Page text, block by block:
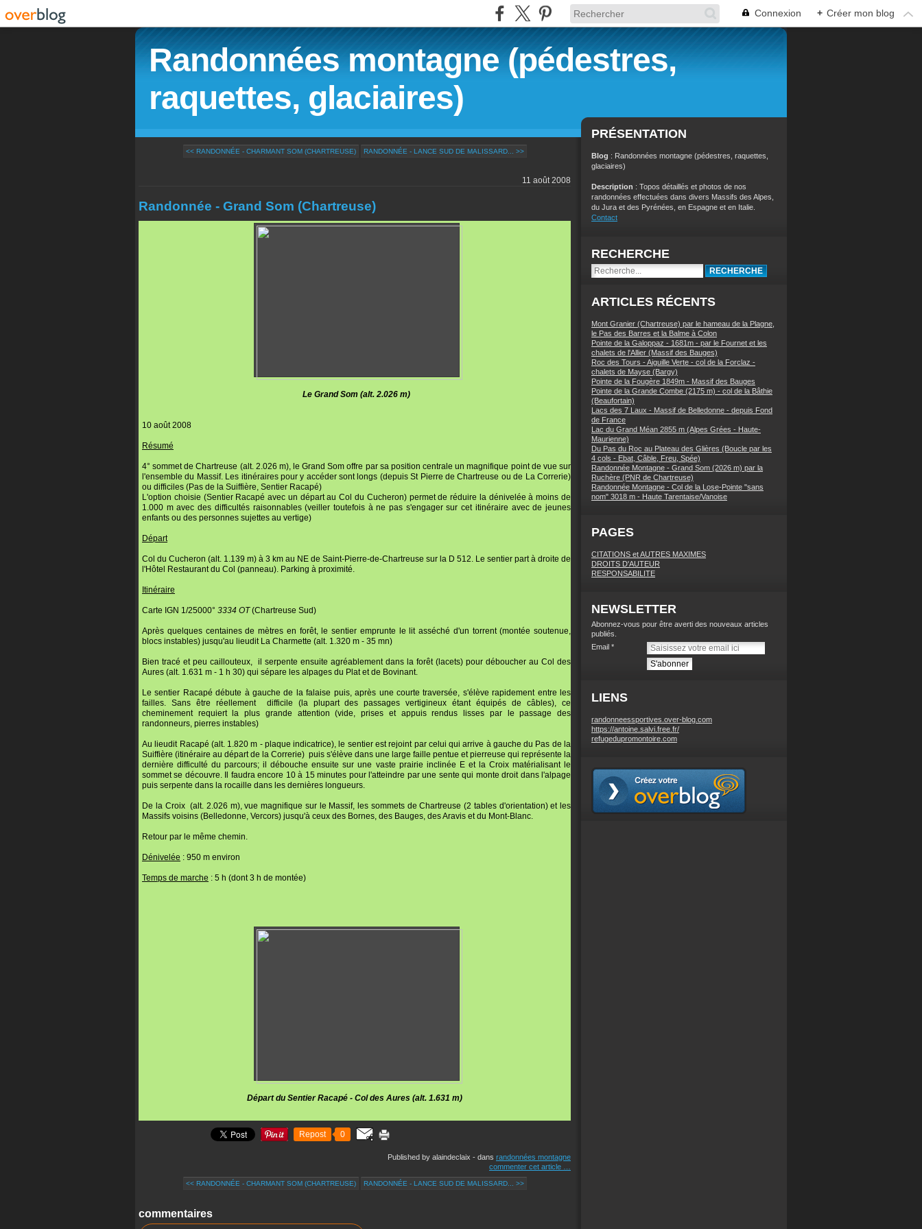
Connexion + Créer mon blog
Randonnées montagne (pédestres,
raquettes, glaciaires)
<< RANDONNÉE - CHARMANT SOM (CHARTREUSE) RANDONNÉE - LANCE SUD DE MALISSARD... >>
11 août 2008
Randonnée - Grand Som (Chartreuse)
Le Grand Som (alt. 2.026 m)
10 août 2008
Résumé
4° sommet de Chartreuse (alt. 2.026 m), le Grand Som offre par sa position centrale un magnifique point de vue sur
l'ensemble du Massif. Les itinéraires pour y accéder sont longs (depuis St Pierre de Chartreuse ou de La Correrie)
ou difficiles (Pas de la Suiffière, Sentier Racapé)
L'option choisie (Sentier Racapé avec un départ au Col du Cucheron) permet de réduire la dénivelée à moins de
1.000 m avec des difficultés raisonnables (veiller toutefois à ne pas s'engager sur cet itinéraire avec de jeunes
enfants ou des personnes sujettes au vertige)
Départ
Col du Cucheron (alt. 1.139 m) à 3 km au NE de Saint-Pierre-de-Chartreuse sur la D 512. Le sentier part à droite de
l'Hôtel Restaurant du Col (panneau). Parking à proximité.
Itinéraire
Carte IGN 1/25000° 3334 OT(Chartreuse Sud)
Après quelques centaines de mètres en forêt, le sentier emprunte le lit asséché d'un torrent (montée soutenue,
blocs instables) jusqu'au lieudit La Charmette (alt. 1.320 m - 35 mn)
Bien tracé et peu caillouteux, il serpente ensuite agréablement dans la forêt (lacets) pour déboucher au Col des
Aures (alt. 1.631 m - 1 h 30) qui sépare les alpages du Plat et de Bovinant.
Le sentier Racapé débute à gauche de la falaise puis, après une courte traversée, s'élève rapidement entre les
failles. Sans être réellement difficile (la plupart des passages vertigineux étant équipés de câbles), ce
cheminement requiert la plus grande attention (vide, prises et appuis rendus lisses par le passage des
randonneurs, pierres instables)
Au lieudit Racapé (alt. 1.820 m - plaque indicatrice), le sentier est rejoint par celui qui arrive à gauche du Pas de la
Suiffière (itinéraire au départ de la Correrie) puis s'élève dans une large faille pentue et pierreuse qui représente la
dernière difficulté du parcours; il débouche ensuite sur une vaste prairie inclinée E et la Croix matérialisant le
sommet se découvre. Il faudra encore 10 à 15 minutes pour l'atteindre par une sente qui monte droit dans l'alpage
puis serpente dans la rocaille dans les dernières longueurs.
De la Croix (alt. 2.026 m), vue magnifique sur le Massif, les sommets de Chartreuse (2 tables d'orientation) et les
Massifs voisins (Belledonne, Vercors) jusqu'à ceux des Bornes, des Bauges, des Aravis et du Mont-Blanc.
Retour par le même chemin.
Dénivelée : 950 m environ
Temps de marche : 5 h (dont 3 h de montée)
Départ du Sentier Racapé - Col des Aures (alt. 1.631 m)
Repost 0
Published by alaindeclaix - dans randonnées montagne
commenter cet article
<< RANDONNÉE - CHARMANT SOM (CHARTREUSE) RANDONNÉE - LANCE SUD DE MALISSARD... >>
commentaires
PRÉSENTATION
Blog : Randonnées montagne (pédestres, raquettes,
glaciaires)
Description : Topos détaillés et photos de nos
randonnées effectuées dans divers Massifs des Alpes,
du Jura et des Pyrénées, en Espagne et en Italie.
Contact
RECHERCHE
ARTICLES RÉCENTS
Mont Granier (Chartreuse) par le hameau de la Plagne,
le Pas des Barres et la Balme à Colon
Pointe de la Galoppaz - 1681m - par le Fournet et les
chalets de l'Allier (Massif des Bauges)
Roc des Tours - Aiguille Verte - col de la Forclaz -
chalets de Mayse (Bargy)
Pointe de la Fougère 1849m - Massif des Bauges
Pointe de la Grande Combe (2175 m) - col de la Bâthie
(Beaufortain)
Lacs des 7 Laux - Massif de Belledonne - depuis Fond
de France
Lac du Grand Méan 2855 m (Alpes Grées - Haute-
Maurienne)
Du Pas du Roc au Plateau des Glières (Boucle par les
4 cols - Ebat, Câble, Freu, Spée)
Randonnée Montagne - Grand Som (2026 m) par la
Ruchère (PNR de Chartreuse)
Randonnée Montagne - Col de la Lose-Pointe "sans
nom" 3018 m - Haute Tarentaise/Vanoise
PAGES
CITATIONS et AUTRES MAXIMES
DROITS D'AUTEUR
RESPONSABILITE
NEWSLETTER
Abonnez-vous pour être averti des nouveaux articles
publiés.
Email
LIENS
randonneessportives.over-blog.com
https://antoine.salvi.free.fr/
refugedupromontoire.com